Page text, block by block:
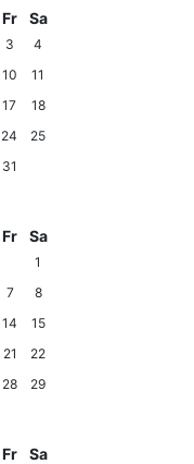
Fr Sa
3
4
10
11
17
18
24
25
31
Fr Sa
1
7
8
14
15
21
22
28
29
Fr Sa